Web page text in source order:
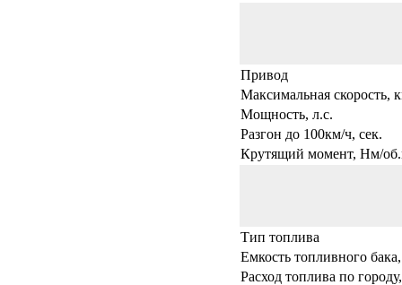
Привод
Максимальная скорость,
Мощность, л.с.
Разгон до 100км/ч, сек.
Крутящий момент, Нм/
Тип топлива
Емкость топливного
Расход топлива по